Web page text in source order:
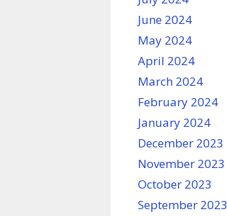
June 2024
May 2024
April 2024
March 2024
February 2024
January 2024
December 2023
November 2023
October 2023
September 2023